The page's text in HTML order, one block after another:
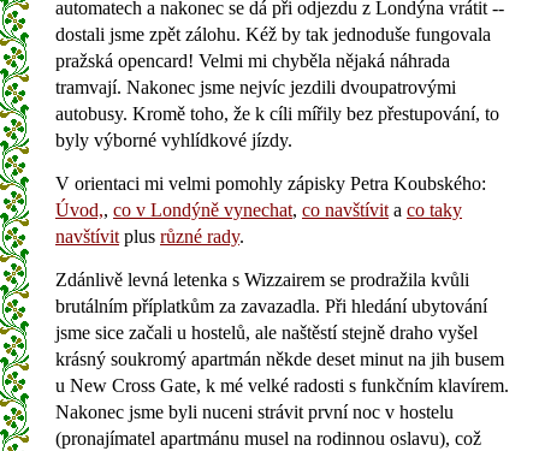
automatech a nakonec se dá při odjezdu z Londýna vrátit --
dostali jsme zpět zálohu. Kéž by tak jednoduše fungovala
pražská opencard! Velmi mi chyběla nějaká náhrada
tramvají. Nakonec jsme nejvíc jezdili dvoupatrovými
autobusy. Kromě toho, že k cíli mířily bez přestupování, to
byly výborné vyhlídkové jízdy.
V orientaci mi velmi pomohly zápisky Petra Koubského:
Úvod,, co v Londýně vynechat, co navštívit a co taky
navštívit plus různé rady.
Zdánlivě levná letenka s Wizzairem se prodražila kvůli
brutálním příplatkům za zavazadla. Při hledání ubytování
jsme sice začali u hostelů, ale naštěstí stejně draho vyšel
krásný soukromý apartmán někde deset minut na jih busem
u New Cross Gate, k mé velké radosti s funkčním klavírem.
Nakonec jsme byli nuceni strávit první noc v hostelu
(pronajímatel apartmánu musel na rodinnou oslavu), což